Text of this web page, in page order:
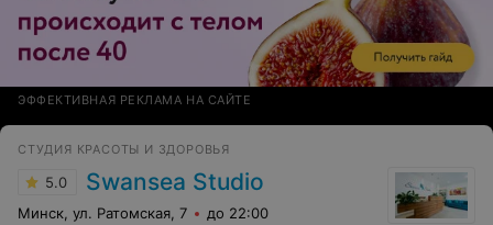
ЭФФЕКТИВНАЯ РЕКЛАМА НА САЙТЕ
СТУДИЯ КРАСОТЫ И ЗДОРОВЬЯ
5.0 Swansea Studio
Минск, ул. Ратомская, 7 до 22:00